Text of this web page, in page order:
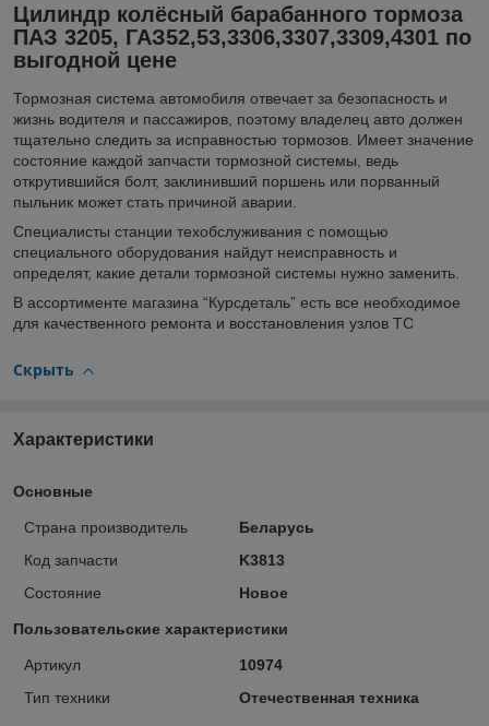
Цилиндр колёсный барабанного тормоза
ПАЗ 3205, ГАЗ52,53,3306,3307,3309,4301 по
выгодной цене
Тормозная система автомобиля отвечает за безопасность и
жизнь водителя и пассажиров, поэтому владелец авто должен
тщательно следить за исправностью тормозов. Имеет значение
состояние каждой запчасти тормозной системы, ведь
открутившийся болт, заклинивший поршень или порванный
пыльник может стать причиной аварии.
Специалисты станции техобслуживания с помощью
специального оборудования найдут неисправность и
определят, какие детали тормозной системы нужно заменить.
В ассортименте магазина “Курсдеталь” есть все необходимое
для качественного ремонта и восстановления узлов ТС
Скрыть
Характеристики
Основные
Страна производитель
Беларусь
Код запчасти
K3813
Состояние
Новое
Пользовательские характеристики
Артикул
10974
Тип техники
Отечественная техника